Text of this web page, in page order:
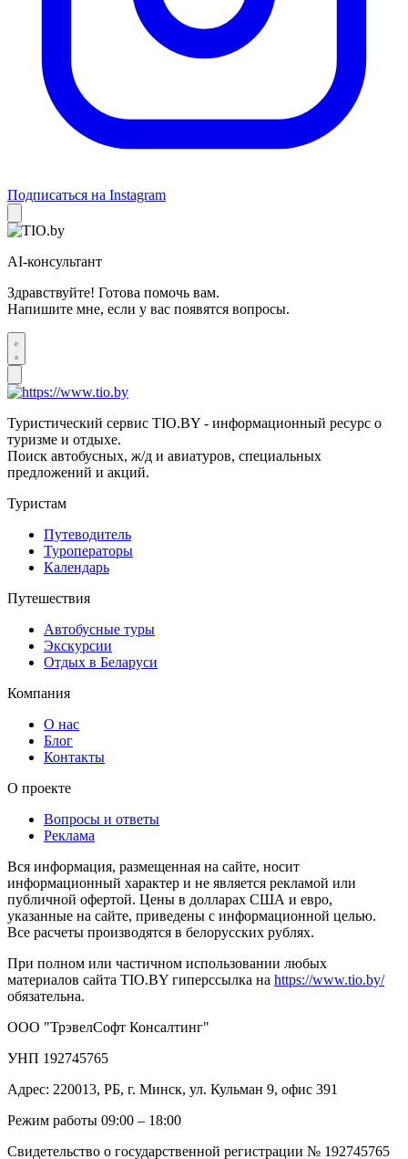
Подписаться на Instagram
AI-консультант
Здравствуйте! Готова помочь вам.
Напишите мне, если у вас появятся вопросы.
Туристический сервис TIO.BY - информационный ресурс о
туризме и отдыхе.
Поиск автобусных, ж/д и авиатуров, специальных
предложений и акций.
Туристам
Путеводитель
Туроператоры
Календарь
Путешествия
Автобусные туры
Экскурсии
Отдых в Беларуси
Компания
О нас
Блог
Контакты
О проекте
Вопросы и ответы
Реклама
Вся информация, размещенная на сайте, носит
информационный характер и не является рекламой или
публичной офертой. Цены в долларах США и евро,
указанные на сайте, приведены с информационной целью.
Все расчеты производятся в белорусских рублях.
При полном или частичном использовании любых
материалов сайта TIO.BY гиперссылка на https://www.tio.by/
обязательна.
ООО "ТрэвелСофт Консалтинг"
УНП 192745765
Адрес: 220013, РБ, г. Минск, ул. Кульман 9, офис 391
Режим работы 09:00 – 18:00
Свидетельство о государственной регистрации № 192745765